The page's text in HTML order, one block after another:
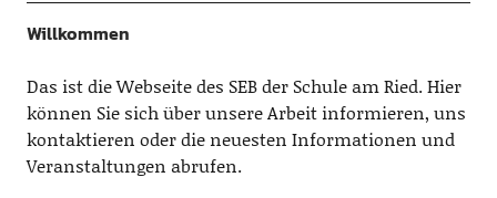
Willkommen
Das ist die Webseite des SEB der Schule am Ried. Hier
können Sie sich über unsere Arbeit informieren, uns
kontaktieren oder die neuesten Informationen und
Veranstaltungen abrufen.